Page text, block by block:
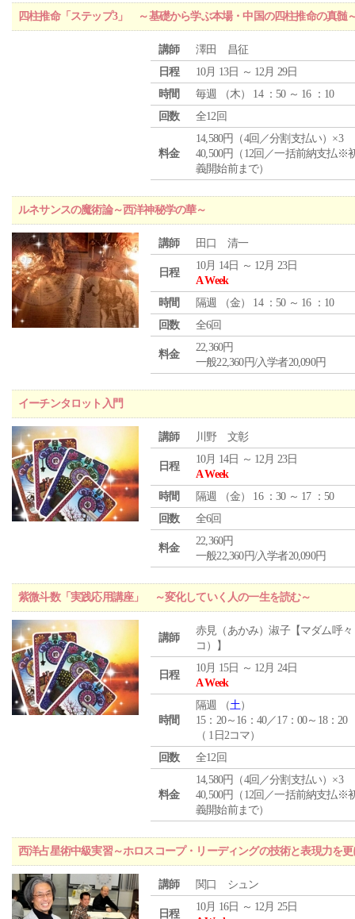
四柱推命「ステップ3」 ～基礎から学ぶ本場・中国の四柱推命の真髄
講師
澤田 昌征
日程
10月 13日 ～ 12月 29日
時間
毎週 （木） 14 ：50 ～ 16 ：10
回数
全12回
料金
14,580円（4回／分割支払い）×3
40,500円（12回／一括前納支払※
義開始前まで）
ルネサンスの魔術論～西洋神秘学の華～
講師 田口 清一
日程
10月 14日 ～ 12月 23日
A Week
時間
隔週 （金） 14 ：50 ～ 16 ：10
回数
全6回
料金
22,360円
一般22,360円/入学者20,090円
イーチンタロット入門
講師 川野 文彰
日程
10月 14日 ～ 12月 23日
A Week
時間
隔週 （金） 16 ：30 ～ 17 ：50
回数
全6回
料金
22,360円
一般22,360円/入学者20,090円
紫微斗数「実践応用講座」 ～変化していく人の一生を読む～
講師
赤見（あかみ）淑子【マダム呼々
コ）】
日程
10月 15日 ～ 12月 24日
A Week
時間
隔週 （土）
15：20～16：40／17：00～18：20
（ 1日2コマ）
回数
全12回
料金
14,580円（4回／分割支払い）×3
40,500円（12回／一括前納支払※
義開始前まで）
西洋占星術中級実習～ホロスコープ・リーディングの技術と表現力を
講師 関口 シュン
日程
10月 16日 ～ 12月 25日